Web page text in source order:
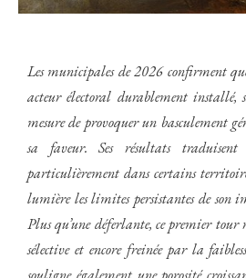
Les municipales de 2026 confirment
acteur électoral durablement installé,
mesure de provoquer un basculement
sa faveur. Ses résultats traduisent
particulièrement dans certains
lumière les limites persistantes de
Plus qu’une déferlante, ce premier tour
sélective et encore freinée par la